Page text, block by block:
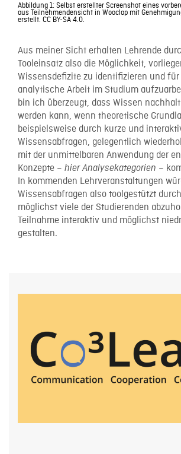
Abbildung 1: Selbst erstellter Screenshot eines
aus Teilnehmendensicht in Wooclap mit
erstellt. CC BY-SA 4.0.
Aus meiner Sicht erhalten Lehrende
Tooleinsatz also die Möglichkeit,
Wissensdefizite zu identifizieren und
analytische Arbeit im Studium
bin ich überzeugt, dass Wissen
werden kann, wenn theoretische
beispielsweise durch kurze und
Wissensabfragen, gelegentlich
mit der unmittelbaren Anwendung der
Konzepte – hier Analysekategorien –
In kommenden Lehrveranstaltungen
Wissensabfragen also toolgestützt
möglichst viele der Studierenden
Teilnahme interaktiv und möglichst
gestalten.